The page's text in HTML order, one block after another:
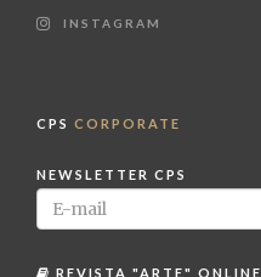
INSTAGRAM
CPS CORPORATE
NEWSLETTER CPS
REVISTA "ARTE" ONLINE